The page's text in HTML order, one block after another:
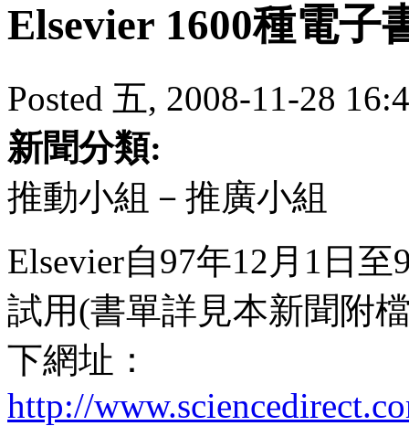
Elsevier 1600種電子
Posted 五, 2008-11-28
新聞分類:
推動小組－推廣小組
Elsevier自97年12月1日
試用(書單詳見本新聞附
下網址：
http://